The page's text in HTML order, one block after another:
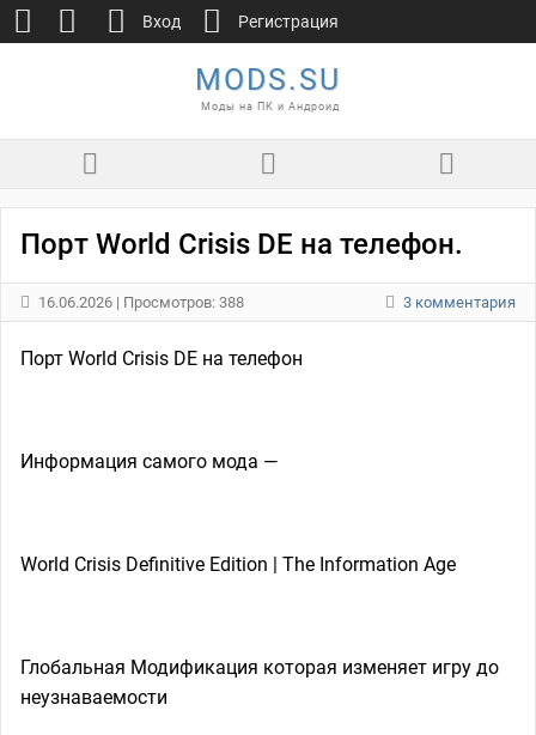
MODS.SU
Моды на ПК и Андроид
Порт World Crisis DE на телефон.
16.06.2026 | Просмотров: 388 3 комментария
Порт World Crisis DE на телефон
Информация самого мода —
World Crisis Definitive Edition | The Information Age
Глобальная Модификация которая изменяет игру до
неузнаваемости
Вход Регистрация